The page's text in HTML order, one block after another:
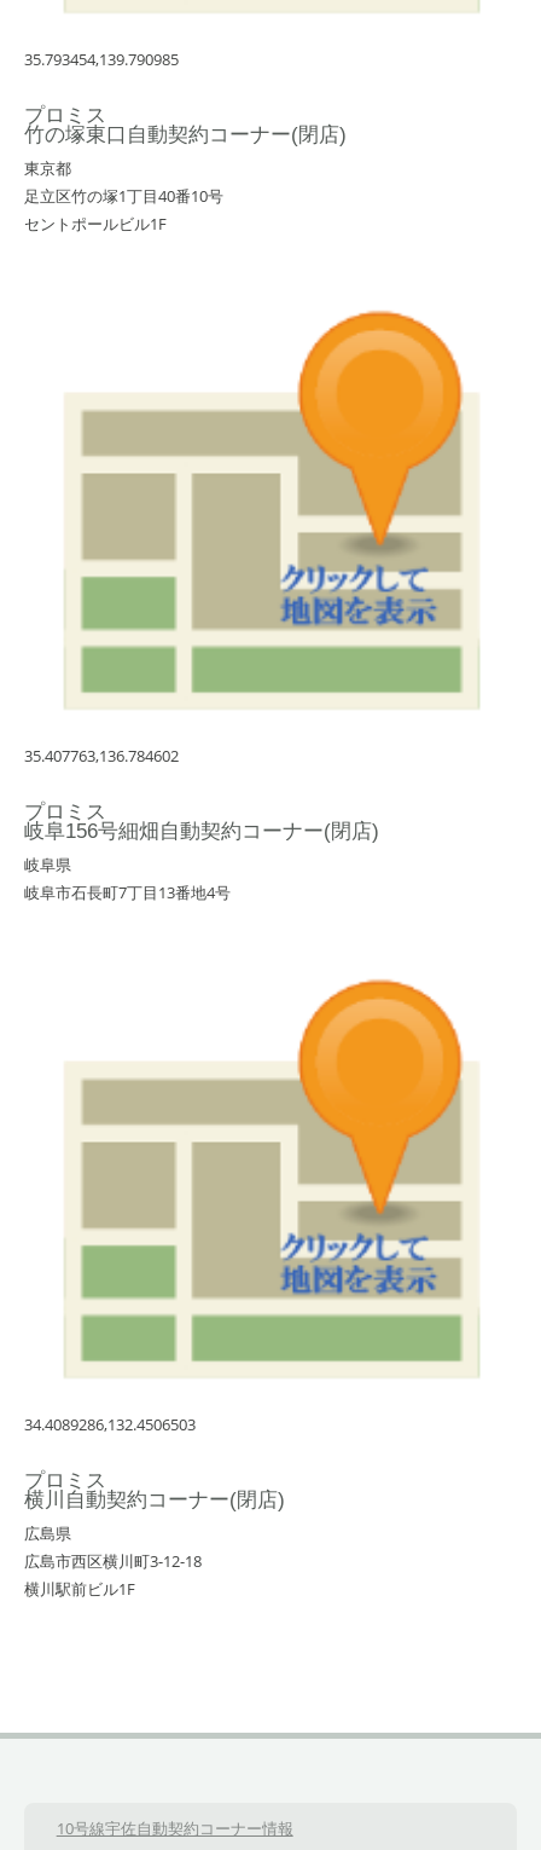
35.793454,139.790985
プロミス
竹の塚東口自動契約コーナー(閉店)
東京都
足立区竹の塚1丁目40番10号
セントポールビル1F
35.407763,136.784602
プロミス
岐阜156号細畑自動契約コーナー(閉店)
岐阜県
岐阜市石長町7丁目13番地4号
34.4089286,132.4506503
プロミス
横川自動契約コーナー(閉店)
広島県
広島市西区横川町3-12-18
横川駅前ビル1F
10号線宇佐自動契約コーナー情報